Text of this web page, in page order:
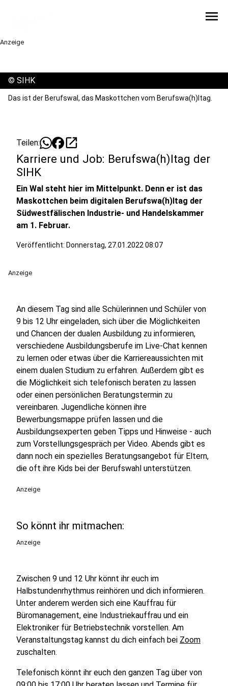
menu
Anzeige
© SIHK
Das ist der Berufswal, das Maskottchen vom Berufswa(h)ltag.
Teilen: open_in_new
Karriere und Job: Berufswa(h)ltag der
SIHK
Ein Wal steht hier im Mittelpunkt. Denn er ist das
Maskottchen beim digitalen Berufswa(h)ltag der
Südwestfälischen Industrie- und Handelskammer
am 1. Februar.
Veröffentlicht: Donnerstag, 27.01.2022 08:07
Anzeige
An diesem Tag sind alle Schülerinnen und Schüler von
9 bis 12 Uhr eingeladen, sich über die Möglichkeiten
und Chancen der dualen Ausbildung zu informieren,
verschiedene Ausbildungsberufe im Live-Chat kennen
zu lernen oder etwas über die Karriereaussichten mit
einem dualen Studium zu erfahren. Außerdem gibt es
die Möglichkeit sich telefonisch beraten zu lassen
oder einen persönlichen Beratungstermin zu
vereinbaren. Jugendliche können ihre
Bewerbungsmappe prüfen lassen und die
Ausbildungsexperten geben Tipps und Hinweise - auch
zum Vorstellungsgespräch per Video. Abends gibt es
dann noch ein spezielles Beratungsangebot für Eltern,
die oft ihre Kids bei der Berufswahl unterstützen.
Anzeige
So könnt ihr mitmachen:
Anzeige
Zwischen 9 und 12 Uhr könnt ihr euch im
Halbstundenrhythmus reinhören und dich informieren.
Unter anderem werden sich eine Kauffrau für
Büromanagement, eine Industriekauffrau und ein
Elektroniker für Betriebstechnik vorstellen. Am
Veranstaltungstag kannst du dich einfach bei Zoom
zuschalten.
Telefonisch könnt ihr euch den ganzen Tag über von